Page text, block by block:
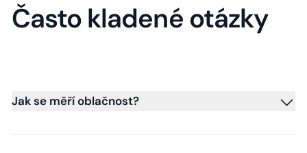
Často kladené otázky
Jak se měří oblačnost?